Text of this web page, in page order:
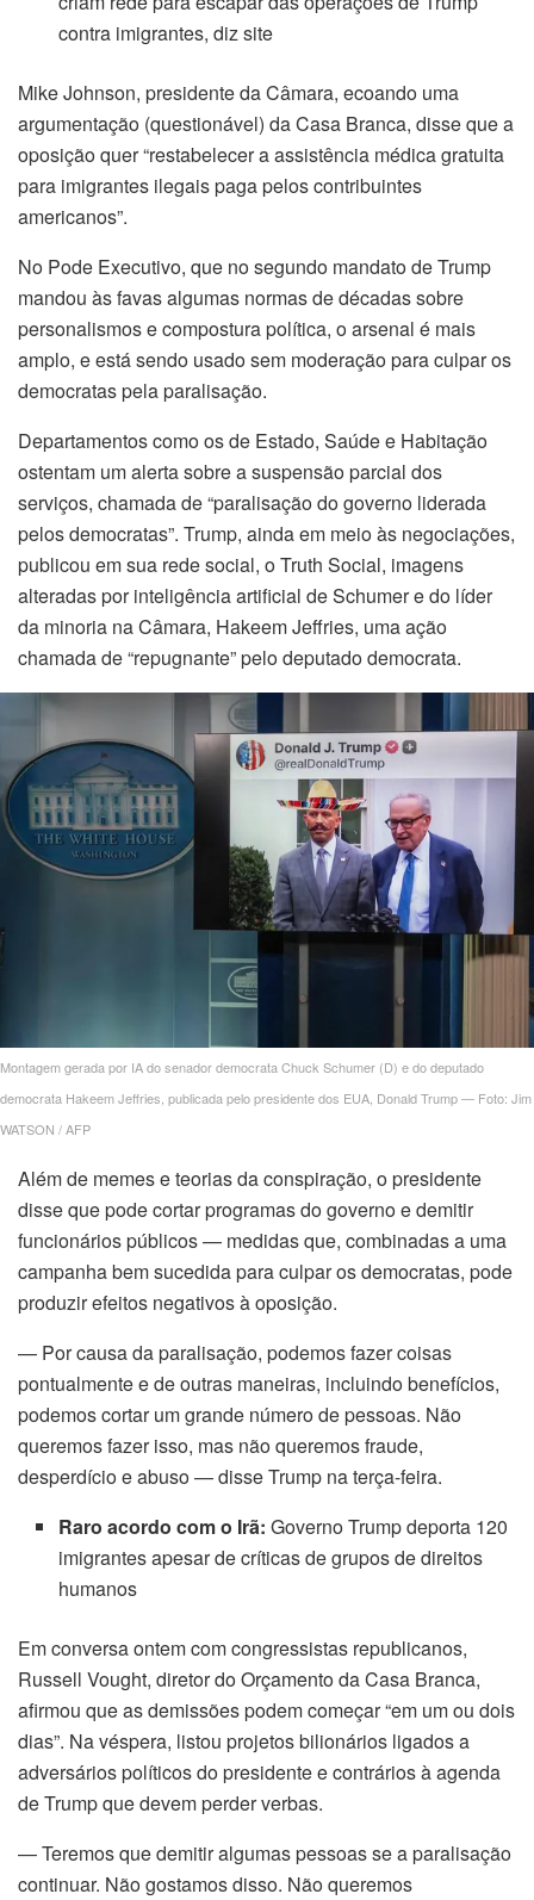
panel
panel
satın al
panel
panel
panel
panel
panel
panel
panel
panel
panel
panel
panel
panel
panel
panel
panel
panel
panel
panel
panel
contra imigrantes, diz site
Mike Johnson, presidente da Câmara, ecoando uma
argumentação (questionável) da Casa Branca, disse que a
oposição quer “restabelecer a assistência médica gratuita
para imigrantes ilegais paga pelos contribuintes
americanos”.
No Pode Executivo, que no segundo mandato de Trump
mandou às favas algumas normas de décadas sobre
personalismos e compostura política, o arsenal é mais
amplo, e está sendo usado sem moderação para culpar os
democratas pela paralisação.
Departamentos como os de Estado, Saúde e Habitação
ostentam um alerta sobre a suspensão parcial dos
serviços, chamada de “paralisação do governo liderada
pelos democratas”. Trump, ainda em meio às negociações,
publicou em sua rede social, o Truth Social, imagens
alteradas por inteligência artificial de Schumer e do líder
da minoria na Câmara, Hakeem Jeffries, uma ação
chamada de “repugnante” pelo deputado democrata.
Montagem gerada por IA do senador democrata Chuck Schumer (D) e do deputado
democrata Hakeem Jeffries, publicada pelo presidente dos EUA, Donald Trump — Foto: Jim
WATSON / AFP
Além de memes e teorias da conspiração, o presidente
disse que pode cortar programas do governo e demitir
funcionários públicos — medidas que, combinadas a uma
campanha bem sucedida para culpar os democratas, pode
produzir efeitos negativos à oposição.
— Por causa da paralisação, podemos fazer coisas
pontualmente e de outras maneiras, incluindo benefícios,
podemos cortar um grande número de pessoas. Não
queremos fazer isso, mas não queremos fraude,
desperdício e abuso — disse Trump na terça-feira.
Raro acordo com o Irã: Governo Trump deporta 120
imigrantes apesar de críticas de grupos de direitos
humanos
Em conversa ontem com congressistas republicanos,
Russell Vought, diretor do Orçamento da Casa Branca,
afirmou que as demissões podem começar “em um ou dois
dias”. Na véspera, listou projetos bilionários ligados a
adversários políticos do presidente e contrários à agenda
de Trump que devem perder verbas.
— Teremos que demitir algumas pessoas se a paralisação
continuar. Não gostamos disso. Não queremos